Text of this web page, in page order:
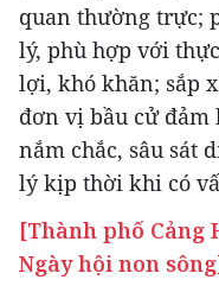
quan thường trực;
lý, phù hợp với
lợi, khó khăn; sắp
đơn vị bầu cử đảm
nắm chắc, sâu sát
lý kịp thời khi có
[Thành phố Cảng
Ngày hội non